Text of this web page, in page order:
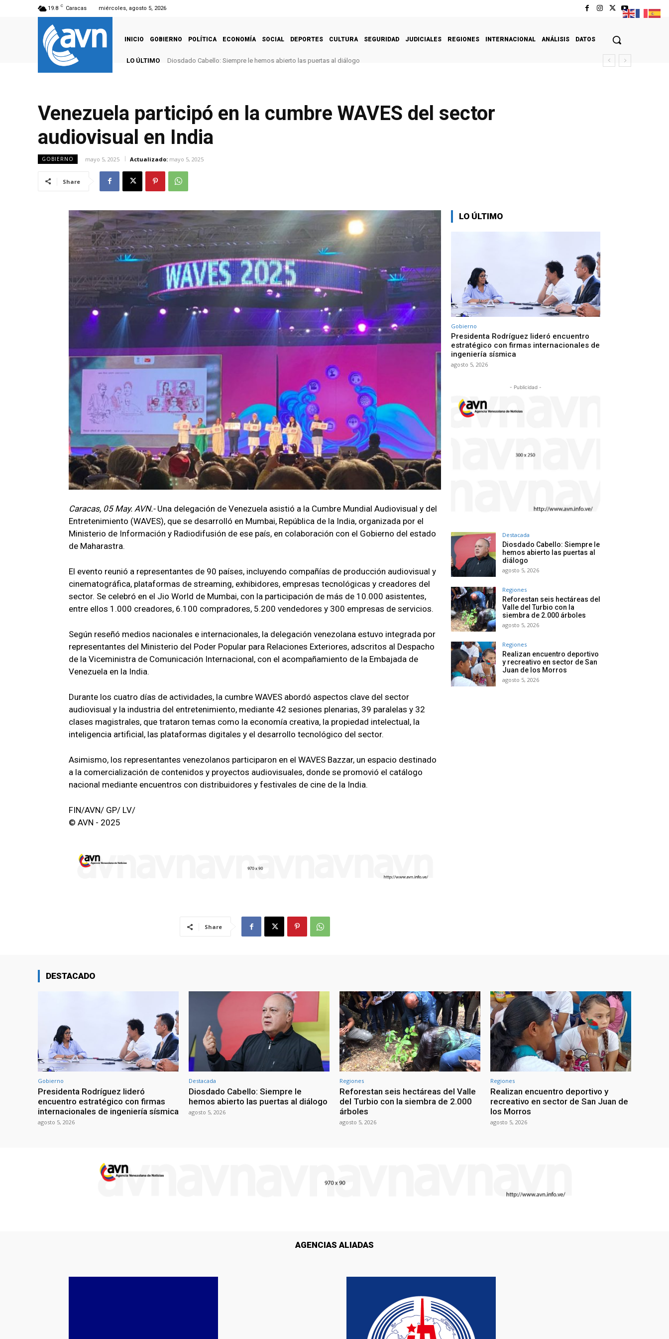
19.8 C Caracas miércoles, agosto 5, 2026
INICIO GOBIERNO POLÍTICA ECONOMÍA SOCIAL DEPORTES CULTURA SEGURIDAD JUDICIALES REGIONES INTERNACIONAL ANÁLISIS DATOS
LO ÚLTIMO Diosdado Cabello: Siempre le hemos abierto las puertas al diálogo
Venezuela participó en la cumbre WAVES del sector
audiovisual en India
GOBIERNO mayo 5, 2025 Actualizado: mayo 5, 2025
Share
Caracas, 05 May. AVN.- Una delegación de Venezuela asistió a la Cumbre Mundial Audiovisual y del
Entretenimiento (WAVES), que se desarrolló en Mumbai, República de la India, organizada por el
Ministerio de Información y Radiodifusión de ese país, en colaboración con el Gobierno del estado
de Maharastra.
El evento reunió a representantes de 90 países, incluyendo compañías de producción audiovisual y
cinematográfica, plataformas de streaming, exhibidores, empresas tecnológicas y creadores del
sector. Se celebró en el Jio World de Mumbai, con la participación de más de 10.000 asistentes,
entre ellos 1.000 creadores, 6.100 compradores, 5.200 vendedores y 300 empresas de servicios.
Según reseñó medios nacionales e internacionales, la delegación venezolana estuvo integrada por
representantes del Ministerio del Poder Popular para Relaciones Exteriores, adscritos al Despacho
de la Viceministra de Comunicación Internacional, con el acompañamiento de la Embajada de
Venezuela en la India.
Durante los cuatro días de actividades, la cumbre WAVES abordó aspectos clave del sector
audiovisual y la industria del entretenimiento, mediante 42 sesiones plenarias, 39 paralelas y 32
clases magistrales, que trataron temas como la economía creativa, la propiedad intelectual, la
inteligencia artificial, las plataformas digitales y el desarrollo tecnológico del sector.
Asimismo, los representantes venezolanos participaron en el WAVES Bazzar, un espacio destinado
a la comercialización de contenidos y proyectos audiovisuales, donde se promovió el catálogo
nacional mediante encuentros con distribuidores y festivales de cine de la India.
FIN/AVN/ GP/ LV/
© AVN - 2025
Share
LO ÚLTIMO
Gobierno
Presidenta Rodríguez lideró encuentro
estratégico con firmas internacionales de
ingeniería sísmica
agosto 5, 2026
- Publicidad -
Destacada
Diosdado Cabello: Siempre le
hemos abierto las puertas al
diálogo
agosto 5, 2026
Regiones
Reforestan seis hectáreas del
Valle del Turbio con la
siembra de 2.000 árboles
agosto 5, 2026
Regiones
Realizan encuentro deportivo
y recreativo en sector de San
Juan de los Morros
agosto 5, 2026
DESTACADO
Gobierno
Presidenta Rodríguez lideró
encuentro estratégico con firmas
internacionales de ingeniería sísmica
agosto 5, 2026
Destacada
Diosdado Cabello: Siempre le
hemos abierto las puertas al diálogo
agosto 5, 2026
Regiones
Reforestan seis hectáreas del Valle
del Turbio con la siembra de 2.000
árboles
agosto 5, 2026
Regiones
Realizan encuentro deportivo y
recreativo en sector de San Juan de
los Morros
agosto 5, 2026
AGENCIAS ALIADAS